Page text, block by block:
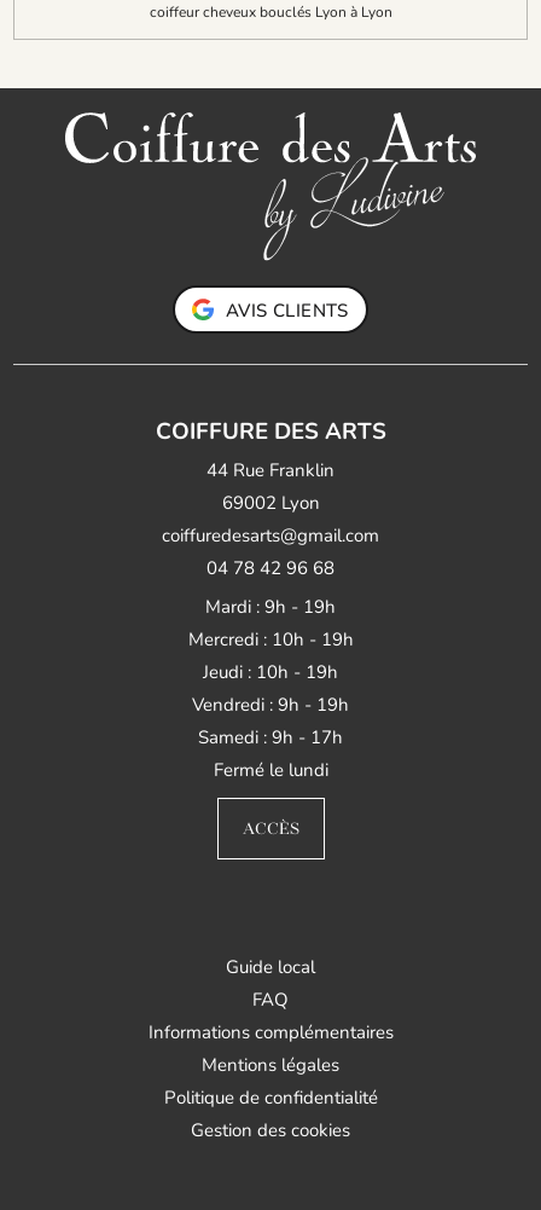
coiffeur cheveux bouclés Lyon à Lyon
AVIS CLIENTS
COIFFURE DES ARTS
44 Rue Franklin
69002 Lyon
coiffuredesarts@gmail.com
04 78 42 96 68
Mardi : 9h - 19h
Mercredi : 10h - 19h
Jeudi : 10h - 19h
Vendredi : 9h - 19h
Samedi : 9h - 17h
Fermé le lundi
ACCÈS
Guide local
FAQ
Informations complémentaires
Mentions légales
Politique de confidentialité
Gestion des cookies